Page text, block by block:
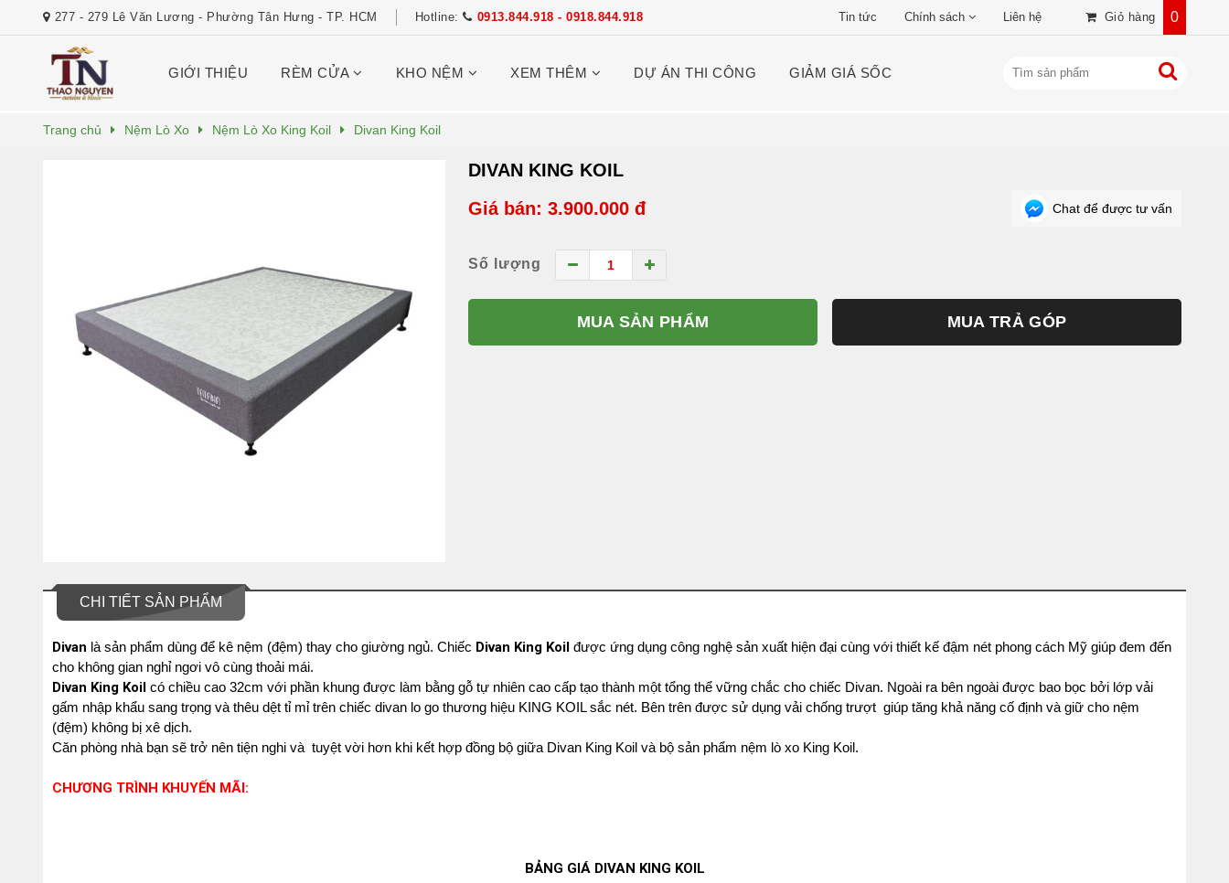
277 - 279 Lê Văn Lương - Phường Tân Hưng - TP. HCM Hotline: 0913.844.918 - 0918.844.918 Tin tức Chính sách Liên hệ Giỏ hàng 0
GIỚI THIỆU RÈM CỬA KHO NỆM XEM THÊM DỰ ÁN THI CÔNG GIẢM GIÁ SỐC
Trang chủ Nệm Lò Xo Nệm Lò Xo King Koil Divan King Koil
DIVAN KING KOIL
Giá bán: 3.900.000 đ
Chat để được tư vấn
Số lượng
MUA SẢN PHẨM MUA TRẢ GÓP
CHI TIẾT SẢN PHẨM
Divan là sản phẩm dùng để kê nệm (đệm) thay cho giường ngủ. Chiếc Divan King Koil được ứng dụng công nghệ sản xuất hiện đại cùng với thiết kế đậm nét phong cách Mỹ giúp đem đến
cho không gian nghỉ ngơi vô cùng thoải mái.
Divan King Koil có chiều cao 32cm với phần khung được làm bằng gỗ tự nhiên cao cấp tạo thành một tổng thể vững chắc cho chiếc Divan. Ngoài ra bên ngoài được bao bọc bởi lớp vải
gấm nhập khẩu sang trọng và thêu dệt tỉ mỉ trên chiếc divan lo go thương hiệu KING KOIL sắc nét. Bên trên được sử dụng vải chống trượt giúp tăng khả năng cố định và giữ cho nệm
(đệm) không bị xê dịch.
Căn phòng nhà bạn sẽ trở nên tiện nghi và tuyệt vời hơn khi kết hợp đồng bộ giữa Divan King Koil và bộ sản phẩm nệm lò xo King Koil.
CHƯƠNG TRÌNH KHUYẾN MÃI:
BẢNG GIÁ DIVAN KING KOIL